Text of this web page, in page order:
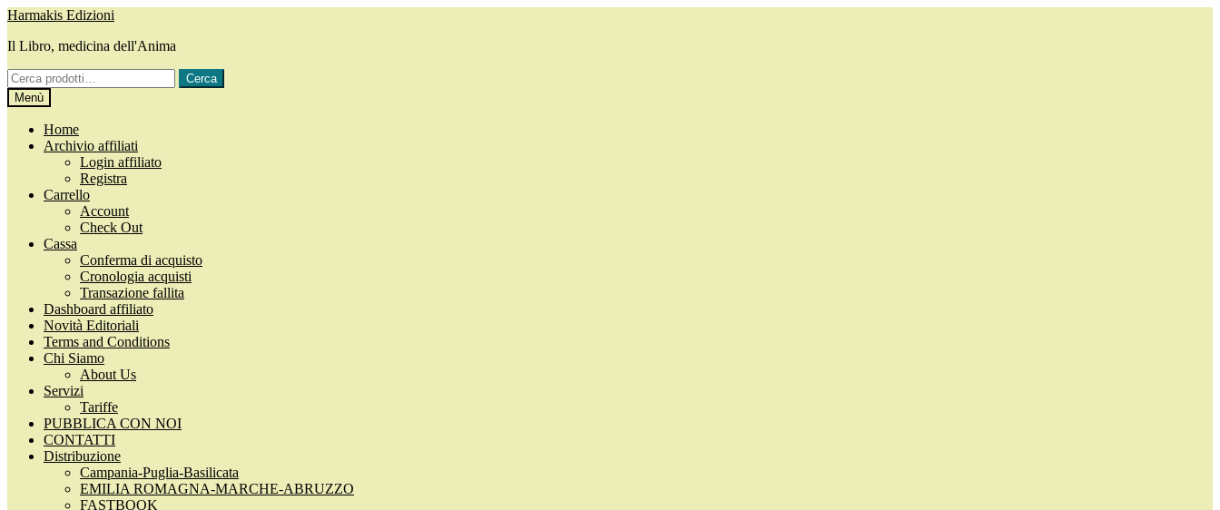
Vai
navigazione
Vai
contenuto
Harmakis Edizioni
Il Libro, medicina dell'Anima
Cerca:
Cerca
Menù
Home
Archivio affiliati
Login affiliato
Registra
Carrello
Account
Check Out
Cassa
Conferma di acquisto
Cronologia acquisti
Transazione fallita
Dashboard affiliato
Novità Editoriali
Terms and Conditions
Chi Siamo
About Us
Servizi
Tariffe
PUBBLICA CON NOI
CONTATTI
Distribuzione
Campania-Puglia-Basilicata
EMILIA ROMAGNA-MARCHE-ABRUZZO
FASTBOOK